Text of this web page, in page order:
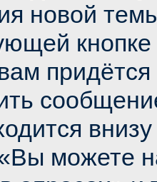
новой
придётся
можете